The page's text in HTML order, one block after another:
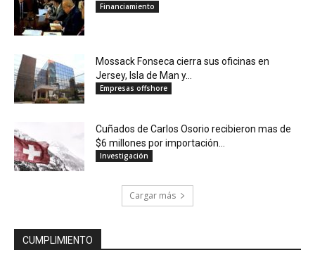
Financiamiento
Mossack Fonseca cierra sus oficinas en
Jersey, Isla de Man y...
Empresas offshore
Cuñados de Carlos Osorio recibieron mas de
$6 millones por importación...
Investigación
Cargar más
CUMPLIMIENTO